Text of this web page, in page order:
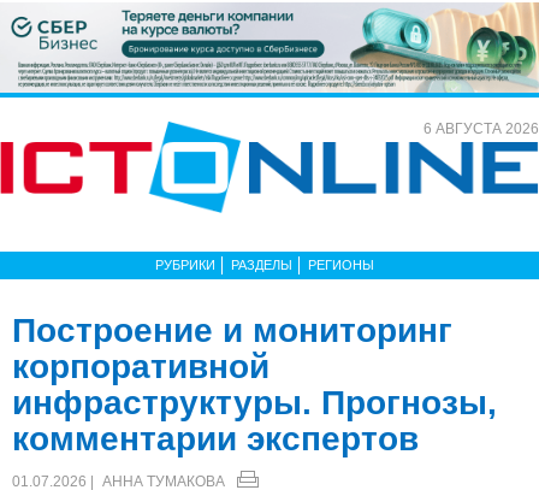
6 АВГУСТА 2026
РУБРИКИ РАЗДЕЛЫ РЕГИОНЫ
Построение и мониторинг
корпоративной
инфраструктуры. Прогнозы,
комментарии экспертов
01.07.2026 | АННА ТУМАКОВА